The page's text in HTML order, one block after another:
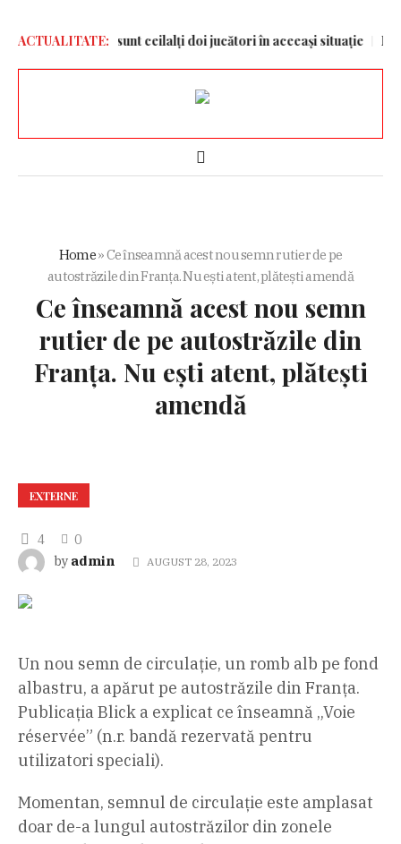
ACTUALITATE:
și care sunt ceilalți doi jucători în aceeași situație
Home»Ce înseamnă acest nou semn rutier de pe
autostrăzile din Franța. Nu ești atent, plătești amendă
Ce înseamnă acest nou semn
rutier de pe autostrăzile din
Franța. Nu ești atent, plătești
amendă
EXTERNE
4
0
by admin AUGUST 28, 2023
Un nou semn de circulație, un romb alb pe fond
albastru, a apărut pe autostrăzile din Franța.
Publicația Blick a explicat ce înseamnă „Voie
réservée” (n.r. bandă rezervată pentru
utilizatori speciali).
Momentan, semnul de circulație este amplasat
doar de-a lungul autostrăzilor din zonele